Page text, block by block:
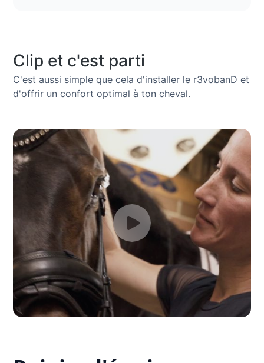
Clip et c'est parti
C'est aussi simple que cela d'installer le r3vobanD et
d'offrir un confort optimal à ton cheval.